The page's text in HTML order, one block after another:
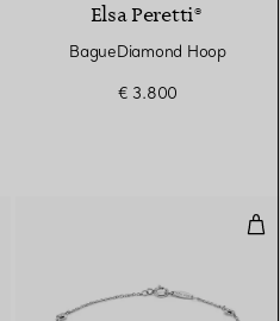
Elsa Peretti®
BagueDiamond Hoop
€ 3.800
en platine 950 millièmes